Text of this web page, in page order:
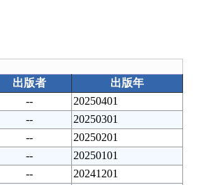
出版者
出版年
--
20250401
--
20250301
--
20250201
--
20250101
--
20241201